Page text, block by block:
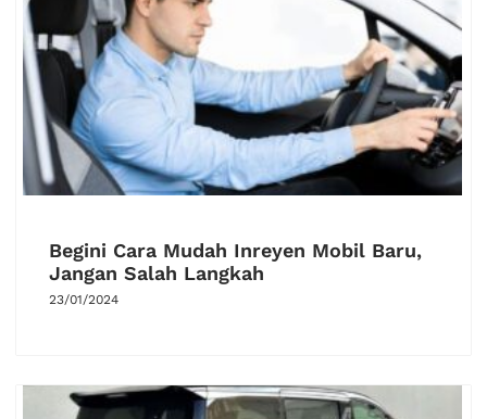
Begini Cara Mudah Inreyen Mobil Baru,
Jangan Salah Langkah
23/01/2024